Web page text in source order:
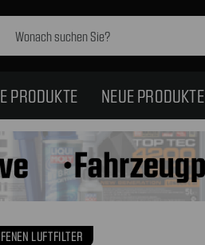
PRODUKTE NEUE PRODUKTE
LUFTFILTER